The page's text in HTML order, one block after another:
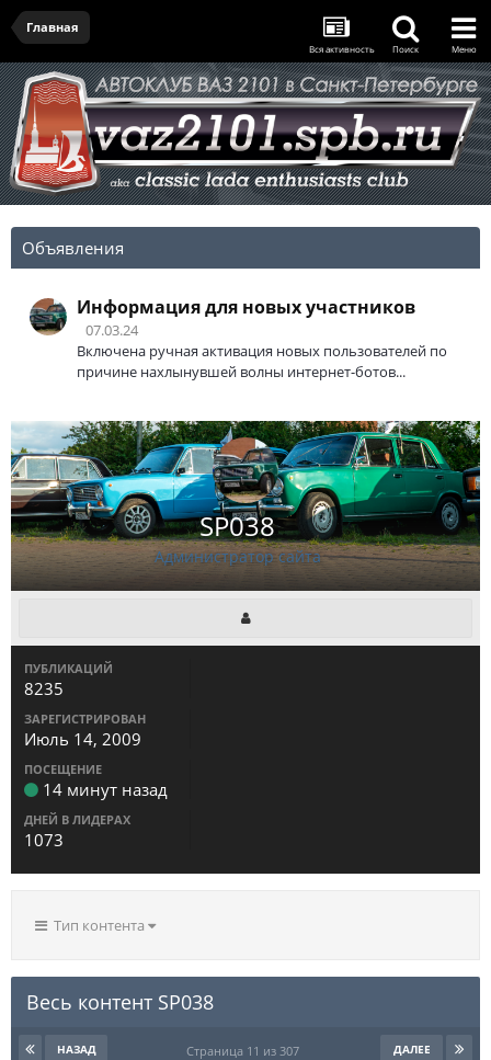
Главная
Вся активность Поиск Меню
Объявления
Информация для новых участников
07.03.24
Включена ручная активация новых пользователей по
причине нахлынувшей волны интернет-ботов...
SP038
Администратор сайта
ПУБЛИКАЦИЙ
8235
ЗАРЕГИСТРИРОВАН
Июль 14, 2009
ПОСЕЩЕНИЕ
14 минут назад
ДНЕЙ В ЛИДЕРАХ
1073
Тип контента
Весь контент SP038
НАЗАД ДАЛЕЕ
Страница 11 из 307